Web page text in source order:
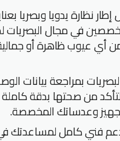
نظارة يدويا وبصريا
في مجال البصريات
أي عيوب ظاهرة أو
بمراجعة بيانات
من صحتها بدقة كاملة
وعدساتك المخصصة.
فني كامل لمساعدتك في